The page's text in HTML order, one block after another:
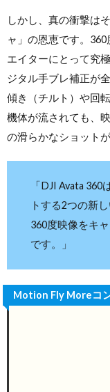
しかし、真の衝撃は
ャ」の恩恵です。
エイターにとって究
ジタル手ブレ補正が
傾き（チルト）や回
機体が流されても、
の滑らかなショット
「DJI Avata
トする2つの新
360度映像をキ
です。」
Motion Fly Moreコ